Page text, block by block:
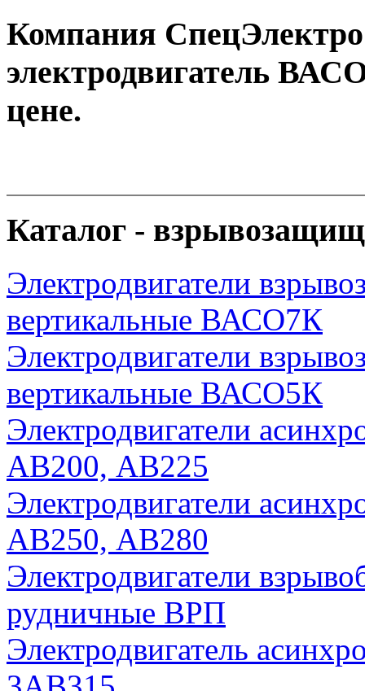
Компания
электродвигатель
цене.
Каталог -
Электродвигатели
вертикальные ВАСО7К
Электродвигатели
вертикальные ВАСО5К
Электродвигатели
АВ200, АВ225
Электродвигатели
АВ250, АВ280
Электродвигатели
рудничные ВРП
Электродвигатель